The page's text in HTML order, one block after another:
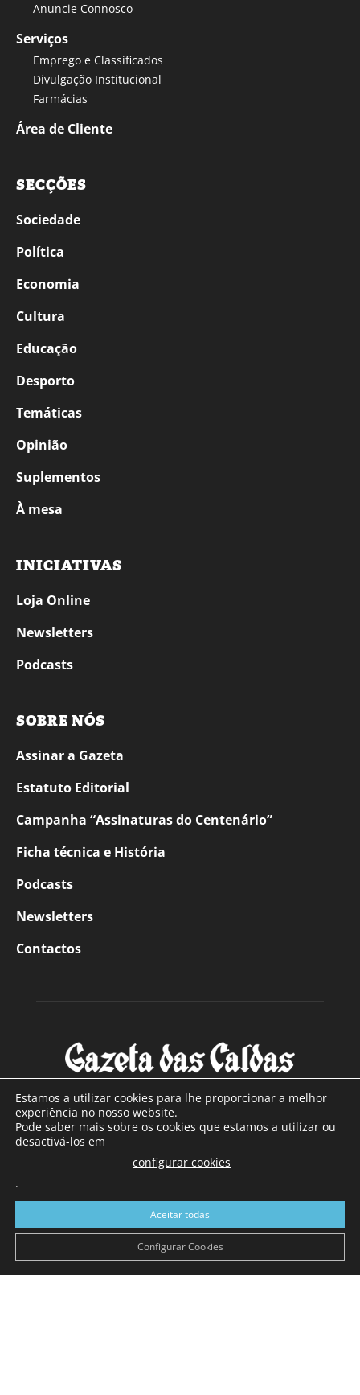
Anuncie Connosco
Serviços
Emprego e Classificados
Divulgação Institucional
Farmácias
Área de Cliente
SECÇÕES
Sociedade
Política
Economia
Cultura
Educação
Desporto
Temáticas
Opinião
Suplementos
À mesa
INICIATIVAS
Loja Online
Newsletters
Podcasts
SOBRE NÓS
Assinar a Gazeta
Estatuto Editorial
Campanha “Assinaturas do Centenário”
Ficha técnica e História
Podcasts
Newsletters
Contactos
SOBRE NÓS
Com sede nas Caldas da Rainha e mais de 90 anos de
a sul de distrito de Leiria, com mais de 40.000 leitores por
toda a região Oeste. Jornal com distribuição em Portugal
Continental e assinatura online.
Estamos a utilizar cookies para lhe proporcionar a melhor
experiência no nosso website.
Pode saber mais sobre os cookies que estamos a utilizar ou
desactivá-los em
configurar cookies
.
Aceitar todas
Configurar Cookies